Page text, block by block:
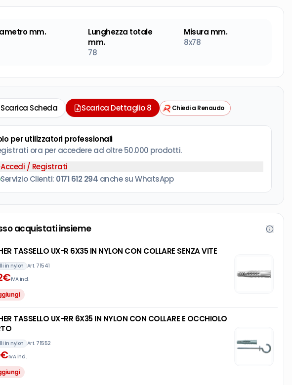
mm.
Lunghezza totale
mm.
78
Misura mm.
8x78
Scarica Scheda Scarica Dettaglio 8 Chiedi a Renaudo
per utilizzatori professionali
ora per accedere ad oltre 50.000 prodotti.
Accedi / Registrati
Servizio Clienti: 0171 612 294 anche su WhatsApp
acquistati insieme
FISCHER TASSELLO UX-R 6X35 IN NYLON CON COLLARE SENZA VITE
in nylon Art. 71541
€IVA incl.
TASSELLO UX-RR 6X35 IN NYLON CON COLLARE E OCCHIOLO
in nylon Art. 71552
€IVA incl.